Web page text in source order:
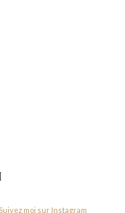
Suivez moi sur Instagram